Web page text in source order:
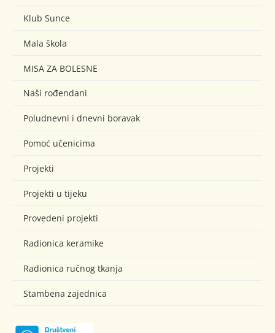
Klub Sunce
Mala škola
MISA ZA BOLESNE
Naši rođendani
Poludnevni i dnevni boravak
Pomoć učenicima
Projekti
Projekti u tijeku
Provedeni projekti
Radionica keramike
Radionica ručnog tkanja
Stambena zajednica